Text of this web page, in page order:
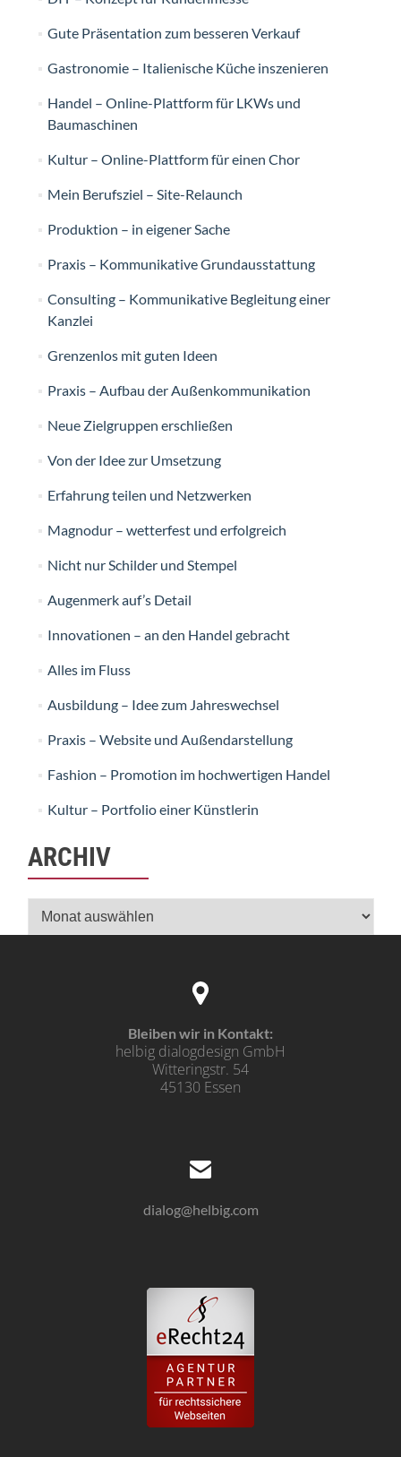
Gute Präsentation zum besseren Verkauf
Gastronomie – Italienische Küche inszenieren
Handel – Online-Plattform für LKWs und
Baumaschinen
Kultur – Online-Plattform für einen Chor
Mein Berufsziel – Site-Relaunch
Produktion – in eigener Sache
Praxis – Kommunikative Grundausstattung
Consulting – Kommunikative Begleitung einer
Kanzlei
Grenzenlos mit guten Ideen
Praxis – Aufbau der Außenkommunikation
Neue Zielgruppen erschließen
Von der Idee zur Umsetzung
Erfahrung teilen und Netzwerken
Magnodur – wetterfest und erfolgreich
Nicht nur Schilder und Stempel
Augenmerk auf’s Detail
Innovationen – an den Handel gebracht
Alles im Fluss
Ausbildung – Idee zum Jahreswechsel
Praxis – Website und Außendarstellung
Fashion – Promotion im hochwertigen Handel
Kultur – Portfolio einer Künstlerin
ARCHIV
Archiv
Bleiben wir in Kontakt:
helbig dialogdesign GmbH
Witteringstr. 54
45130 Essen
dialog@helbig.com